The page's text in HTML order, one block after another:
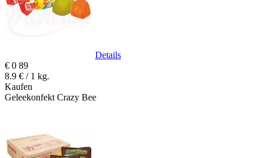
Details
€ 0 89
8.9 € / 1 kg.
Kaufen
Geleekonfekt Crazy Bee